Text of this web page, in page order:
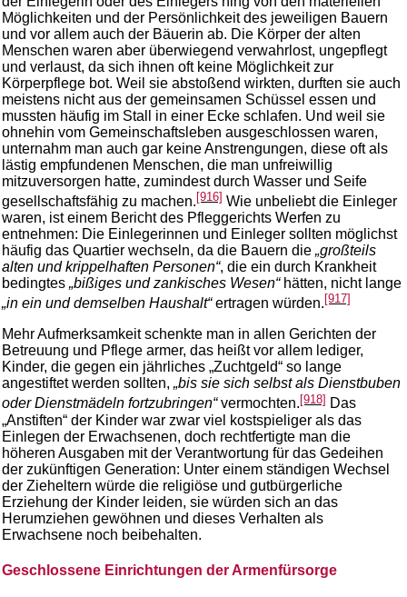
Möglichkeiten und der Persönlichkeit des jeweiligen Bauern
und vor allem auch der Bäuerin ab. Die Körper der alten
Menschen waren aber überwiegend verwahrlost, ungepflegt
und verlaust, da sich ihnen oft keine Möglichkeit zur
Körperpflege bot. Weil sie abstoßend wirkten, durften sie auch
meistens nicht aus der gemeinsamen Schüssel essen und
mussten häufig im Stall in einer Ecke schlafen. Und weil sie
ohnehin vom Gemeinschaftsleben ausgeschlossen waren,
unternahm man auch gar keine Anstrengungen, diese oft als
lästig empfundenen Menschen, die man unfreiwillig
mitzuversorgen hatte, zumindest durch Wasser und Seife
gesellschaftsfähig zu machen.[916] Wie unbeliebt die Einleger
waren, ist einem Bericht des Pfleggerichts Werfen zu
entnehmen: Die Einlegerinnen und Einleger sollten möglichst
häufig das Quartier wechseln, da die Bauern die „großteils
alten und krippelhaften Personen“, die ein durch Krankheit
bedingtes „bißiges und zankisches Wesen“hätten, nicht lange
„in ein und demselben Haushalt“ertragen würden. [917]
Mehr Aufmerksamkeit schenkte man in allen Gerichten der
Betreuung und Pflege armer, das heißt vor allem lediger,
Kinder, die gegen ein jährliches „Zuchtgeld“ so lange
angestiftet werden sollten, „bis sie sich selbst als Dienstbuben
oder Dienstmädeln fortzubringen“vermochten.[918] Das
„Anstiften“ der Kinder war zwar viel kostspieliger als das
Einlegen der Erwachsenen, doch rechtfertigte man die
höheren Ausgaben mit der Verantwortung für das Gedeihen
der zukünftigen Generation: Unter einem ständigen Wechsel
der Zieheltern würde die religiöse und gutbürgerliche
Erziehung der Kinder leiden, sie würden sich an das
Herumziehen gewöhnen und dieses Verhalten als
Erwachsene noch beibehalten.
Geschlossene Einrichtungen der Armenfürsorge